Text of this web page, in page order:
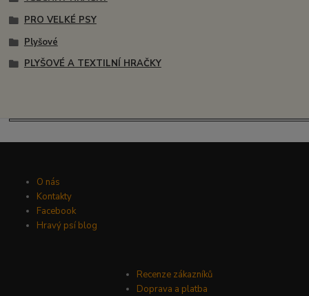
PRO VELKÉ PSY
Plyšové
PLYŠOVÉ A TEXTILNÍ HRAČKY
O nás
Kontakty
Facebook
Hravý psí blog
Recenze zákazníků
Doprava a platba